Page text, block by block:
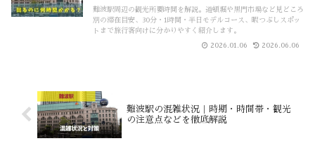
難波駅周辺の観光所要時間を解説。道頓堀や黒門市場など見どころ
別の滞在目安、30分・1時間・半日モデルコース、暇つぶしスポッ
トまで旅行客向けに分かりやすく紹介します。
2026.01.06 2026.06.06
難波駅の混雑状況｜時期・時間帯・観光
の注意点などを徹底解説